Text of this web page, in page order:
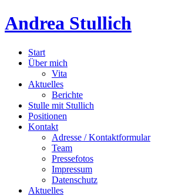
Andrea Stullich
Start
Über mich
Vita
Aktuelles
Berichte
Stulle mit Stullich
Positionen
Kontakt
Adresse / Kontaktformular
Team
Pressefotos
Impressum
Datenschutz
Aktuelles